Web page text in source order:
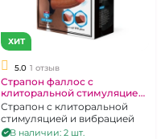
ХИТ
5.0 1 отзыв
Страпон фаллос с
клиторальной стимуляцией
"Pretty Love"
Страпон с клиторальной
стимуляцией и вибрацией
В наличии: 2 шт.